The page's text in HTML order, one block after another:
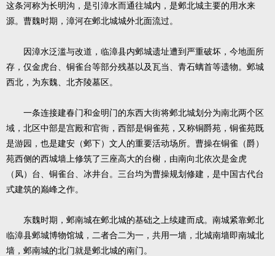
这条河称为长明沟，是引漳水而通往城内，是邺北城主要的用水来
源。曹魏时期，漳河在邺北城城外北面流过。
因漳水泛滥与改道，临漳县内邺城遗址遭到严重破坏，今地面所
存，仅金虎台、铜雀台等部分残基以及瓦当、青石螭首等遗物。邺城
西北，为东魏、北齐陵墓区。
一条连接建春门和金明门的东西大街将邺北城划分为南北两个区
域，北区中部是宫殿和官衙，西部是铜雀苑，又称铜爵苑，铜雀苑既
是游园，也是建安（邺下）文人的重要活动场所。曹操在铜雀（爵）
苑西侧的西城墙上修筑了三座高大的台榭，由南向北依次是金虎
（凤）台、铜雀台、冰井台。三台均为曹操规划修建，是中国古代台
式建筑的巅峰之作。
东魏时期，邺南城在邺北城的基础之上续建而成。南城紧靠邺北
临漳县邺城博物馆城，二者合二为一，共用一墙，北城南墙即南城北
墙，邺南城的北门就是邺北城的南门。